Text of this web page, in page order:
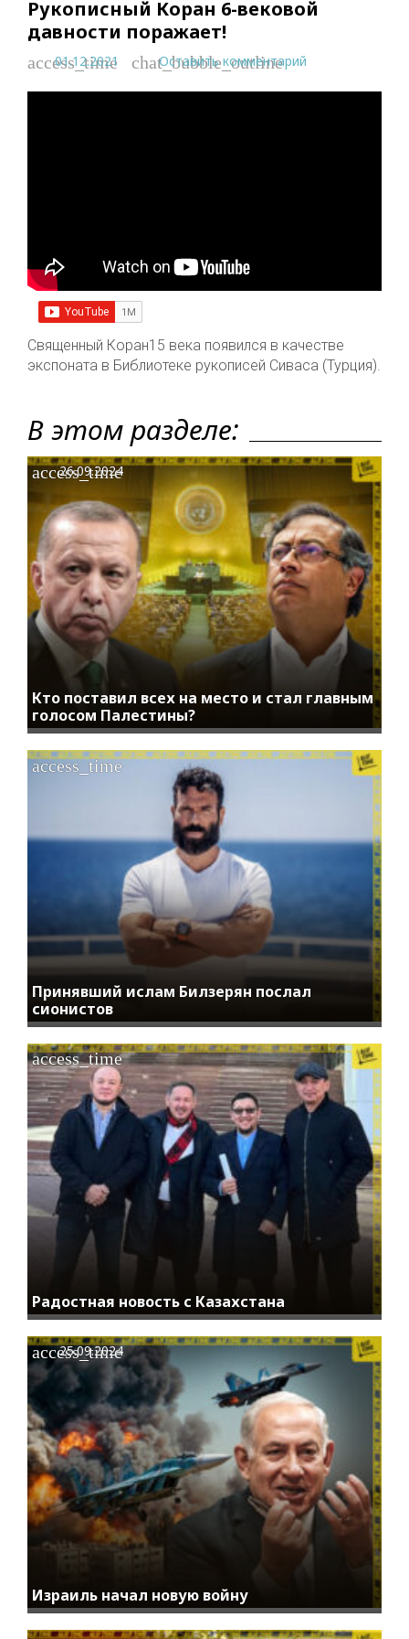
Рукописный Коран 6-вековой
давности поражает!
access_time
01.12.2021 chat_bubble_outline
Оставить комментарий
Священный Коран15 века появился в качестве
экспоната в Библиотеке рукописей Сиваса (Турция).
В этом разделе:
Кто поставил всех на место и стал главным
голосом Палестины?
access_time
26.09.2024
Принявший ислам Билзерян послал
сионистов
access_time
Радостная новость с Казахстана
access_time
Израиль начал новую войну
access_time
25.09.2024